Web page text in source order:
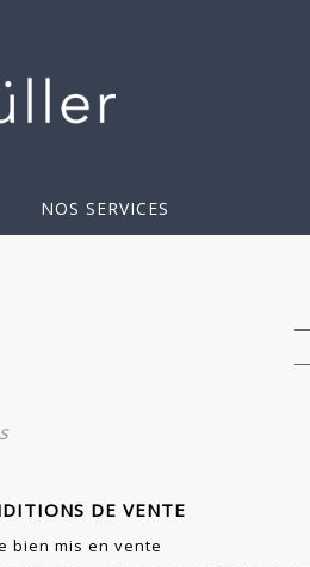
NOS SERVICES
DE VENTE
bien mis en vente